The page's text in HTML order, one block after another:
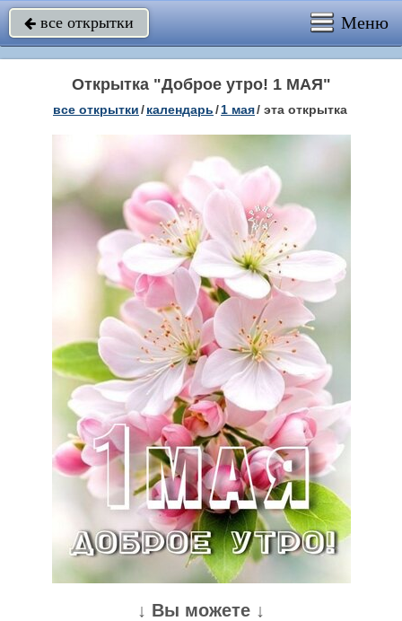
 все открытки Меню
Открытка "Доброе утро! 1 МАЯ"
все открытки/календарь/1 мая/ эта открытка
↓ Вы можете ↓